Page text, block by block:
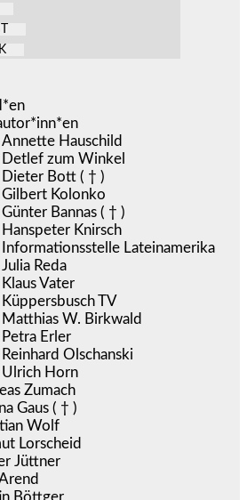
Annette Hauschild
Detlef zum Winkel
Dieter Bott ( † )
Gilbert Kolonko
Günter Bannas ( † )
Hanspeter Knirsch
Informationsstelle Lateinamerika
Julia Reda
Klaus Vater
Küppersbusch TV
Matthias W. Birkwald
Petra Erler
Reinhard Olschanski
Ulrich Horn
Zumach
Gaus ( † )
Wolf
Lorscheid
Jüttner
Böttger